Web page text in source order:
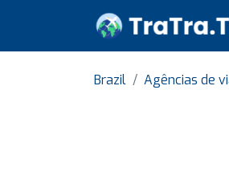
Brazil Agências de